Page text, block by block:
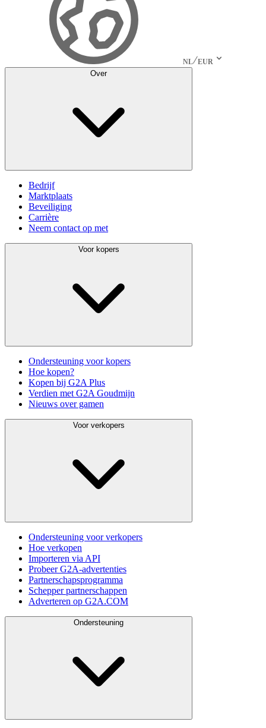
NL EUR
Over
Bedrijf
Marktplaats
Beveiliging
Carrière
Neem contact op met
Voor kopers
Ondersteuning voor kopers
Hoe kopen?
Kopen bij G2A Plus
Verdien met G2A Goudmijn
Nieuws over gamen
Voor verkopers
Ondersteuning voor verkopers
Hoe verkopen
Importeren via API
Probeer G2A-advertenties
Partnerschapsprogramma
Schepper partnerschappen
Adverteren op G2A.COM
Ondersteuning